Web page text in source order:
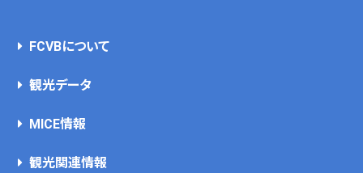
FCVBについて
観光データ
MICE情報
観光関連情報